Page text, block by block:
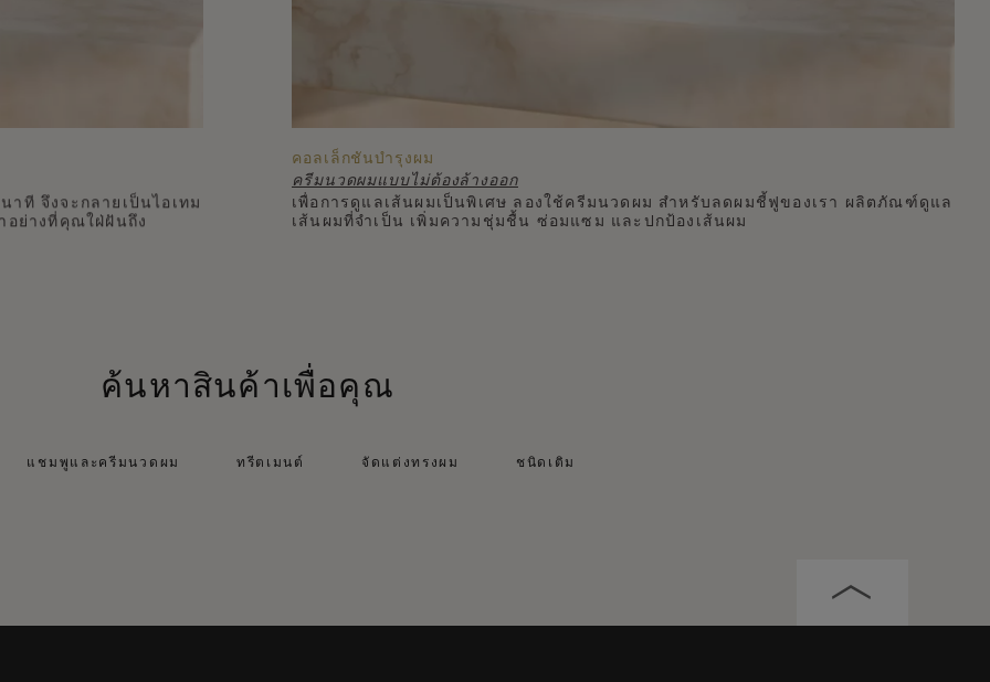
คอลเล็กชันบำรุงผม
ครีมนวดผมแบบไม่ต้องล้างออก
เพื่อการดูแลเส้นผมเป็นพิเศษ ลองใช้ครีมนวดผม สำหรับลดผมชี้ฟูของเรา ผลิตภัณฑ์ดูแล
เส้นผมที่จำเป็น เพิ่มความชุ่มชื้น ซ่อมแซม และปกป้องเส้นผม
าที จึงจะกลายเป็นไอเทม
อย่างที่คุณใฝ่ฝันถึง
ค้นหาสินค้าเพื่อคุณ
แชมพูและครีมนวดผม ทรีตเมนต์ จัดแต่งทรงผม ชนิดเติม